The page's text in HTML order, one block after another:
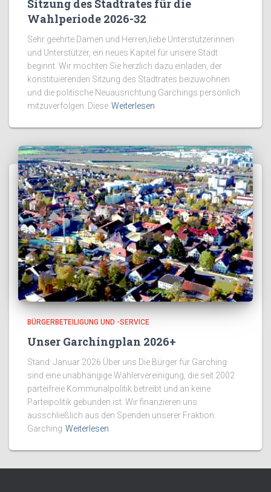
Sitzung des Stadtrates für die
Wahlperiode 2026-32
Sehr geehrte Damen und Herren,liebe Unterstützerinnen
und Unterstützer, ein neues Kapitel für unsere Stadt
beginnt. Wir möchten Sie herzlich dazu einladen, der
konstituierenden Sitzung des Stadtrates beizuwohnen
und die politische Neuausrichtung Garchings persönlich
mitzuverfolgen. Diese Weiterlesen
BÜRGERBETEILIGUNG UND -SERVICE
Unser Garchingplan 2026+
Stand: Januar 2026 Über uns Die Bürger für Garching
sind eine unabhängige Wählervereinigung, die seit 2002
parteifreie Kommunalpolitik betreibt und an keine
Parteipolitik gebunden ist. Wir finanzieren uns
ausschließlich aus den Spenden unserer Fraktion.
Garching Weiterlesen